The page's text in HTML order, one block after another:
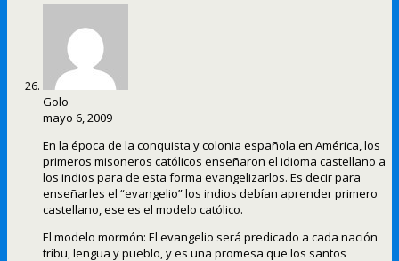
Golo
mayo 6, 2009
En la época de la conquista y colonia española en América, los
primeros misoneros católicos enseñaron el idioma castellano a
los indios para de esta forma evangelizarlos. Es decir para
enseñarles el “evangelio” los indios debían aprender primero
castellano, ese es el modelo católico.
El modelo mormón: El evangelio será predicado a cada nación
tribu, lengua y pueblo, y es una promesa que los santos